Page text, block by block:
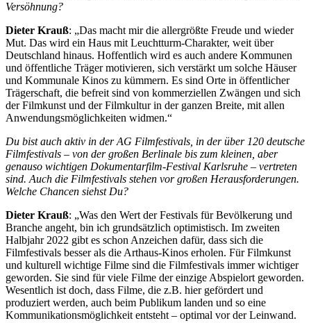
Versöhnung?
Dieter Krauß: „Das macht mir die allergrößte Freude und wieder
Mut. Das wird ein Haus mit Leuchtturm-Charakter, weit über
Deutschland hinaus. Hoffentlich wird es auch andere Kommunen
und öffentliche Träger motivieren, sich verstärkt um solche Häuser
und Kommunale Kinos zu kümmern. Es sind Orte in öffentlicher
Trägerschaft, die befreit sind von kommerziellen Zwängen und sich
der Filmkunst und der Filmkultur in der ganzen Breite, mit allen
Anwendungsmöglichkeiten widmen.“
Du bist auch aktiv in der AG Filmfestivals, in der über 120 deutsche
Filmfestivals – von der großen Berlinale bis zum kleinen, aber
genauso wichtigen Dokumentarfilm-Festival Karlsruhe – vertreten
sind. Auch die Filmfestivals stehen vor großen Herausforderungen.
Welche Chancen siehst Du?
Dieter Krauß: „Was den Wert der Festivals für Bevölkerung und
Branche angeht, bin ich grundsätzlich optimistisch. Im zweiten
Halbjahr 2022 gibt es schon Anzeichen dafür, dass sich die
Filmfestivals besser als die Arthaus-Kinos erholen. Für Filmkunst
und kulturell wichtige Filme sind die Filmfestivals immer wichtiger
geworden. Sie sind für viele Filme der einzige Abspielort geworden.
Wesentlich ist doch, dass Filme, die z.B. hier gefördert und
produziert werden, auch beim Publikum landen und so eine
Kommunikationsmöglichkeit entsteht – optimal vor der Leinwand.